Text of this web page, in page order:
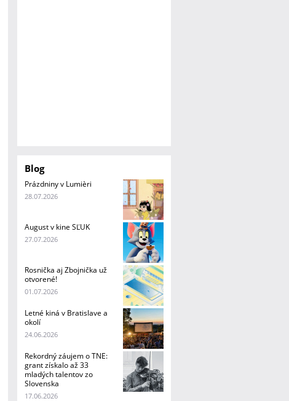
Blog
Prázdniny v Lumièri
28.07.2026
August v kine SĽUK
27.07.2026
Rosnička aj Zbojnička už
otvorené!
01.07.2026
Letné kiná v Bratislave a
okolí
24.06.2026
Rekordný záujem o TNE:
grant získalo až 33
mladých talentov zo
Slovenska
17.06.2026